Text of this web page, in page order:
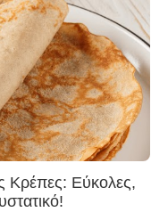
Κρέπες: Εύκολες,